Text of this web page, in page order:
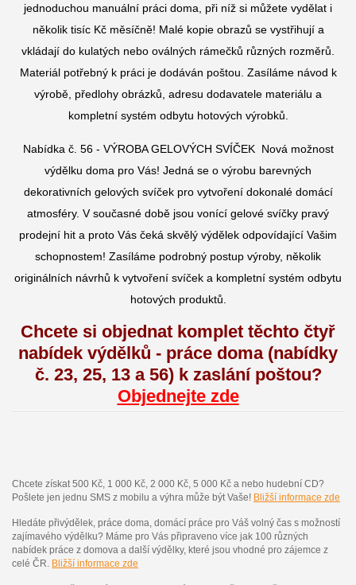
jednoduchou manuální práci doma, při níž si můžete vydělat i
několik tisíc Kč měsíčně! Malé kopie obrazů se vystřihují a
vkládají do kulatých nebo oválných rámečků různých rozměrů.
Materiál potřebný k práci je dodáván poštou. Zasíláme návod k
výrobě, předlohy obrázků, adresu dodavatele materiálu a
kompletní systém odbytu hotových výrobků.
Nabídka č. 56 - VÝROBA GELOVÝCH SVÍČEK Nová možnost
výdělku doma pro Vás! Jedná se o výrobu barevných
dekorativních gelových svíček pro vytvoření dokonalé domácí
atmosféry. V současné době jsou vonící gelové svíčky pravý
prodejní hit a proto Vás čeká skvělý výdělek odpovídající Vašim
schopnostem! Zasíláme podrobný postup výroby, několik
originálních návrhů k vytvoření svíček a kompletní systém odbytu
hotových produktů.
Chcete si objednat komplet těchto čtyř
nabídek výdělků - práce doma (nabídky
č. 23, 25, 13 a 56) k zaslání poštou?
Objednejte zde
Chcete získat 500 Kč, 1 000 Kč, 2 000 Kč, 5 000 Kč a nebo hudební CD?
Pošlete jen jednu SMS z mobilu a výhra může být Vaše! Bližší informace zde
Hledáte přivýdělek, práce doma, domácí práce pro Váš volný čas s možností
zajímavého výdělku? Máme pro Vás připraveno více jak 100 různých
nabídek práce z domova a další výdělky, které jsou vhodné pro zájemce z
celé ČR. Bližší informace zde